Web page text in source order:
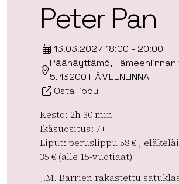
Peter Pan
13.03.2027 18:00 - 20:00
Päänäyttämö,
5, 13200 HÄMEENLINNA
Osta lippu
Kesto: 2h 30 min
Ikäsuositus: 7+
Liput: peruslippu 58 € ,
35 € (alle 15-vuotiaat)
J.M. Barrien rakastettu